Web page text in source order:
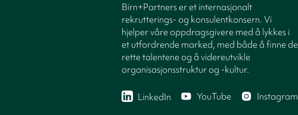
Birn+Partners er et internasjonalt
rekrutterings- og konsulentkonsern. Vi
hjelper våre oppdragsgivere med å lykkes i
et utfordrende marked, med både å finne de
rette talentene og å videreutvikle
organisasjonsstruktur og -kultur.
LinkedIn YouTube Instagram